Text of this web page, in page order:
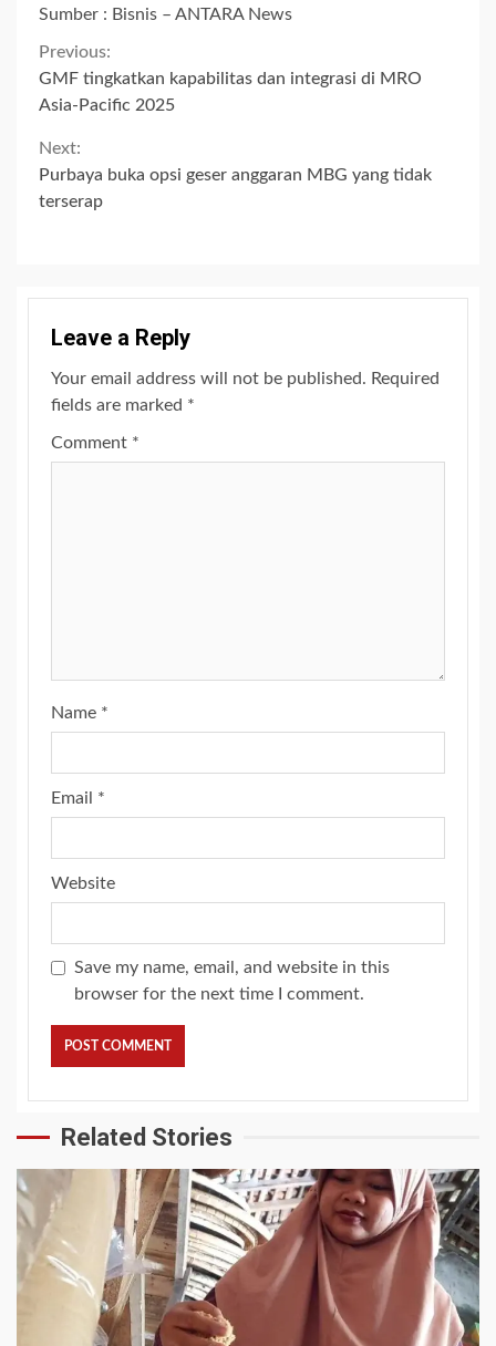
Sumber : Bisnis – ANTARA News
Continue
Reading
Previous:
GMF tingkatkan kapabilitas dan integrasi di MRO
Asia-Pacific 2025
Next:
Purbaya buka opsi geser anggaran MBG yang tidak
terserap
Leave a Reply
Your email address will not be published. Required
fields are marked *
Comment *
Name *
Email *
Website
Save my name, email, and website in this
browser for the next time I comment.
Related Stories